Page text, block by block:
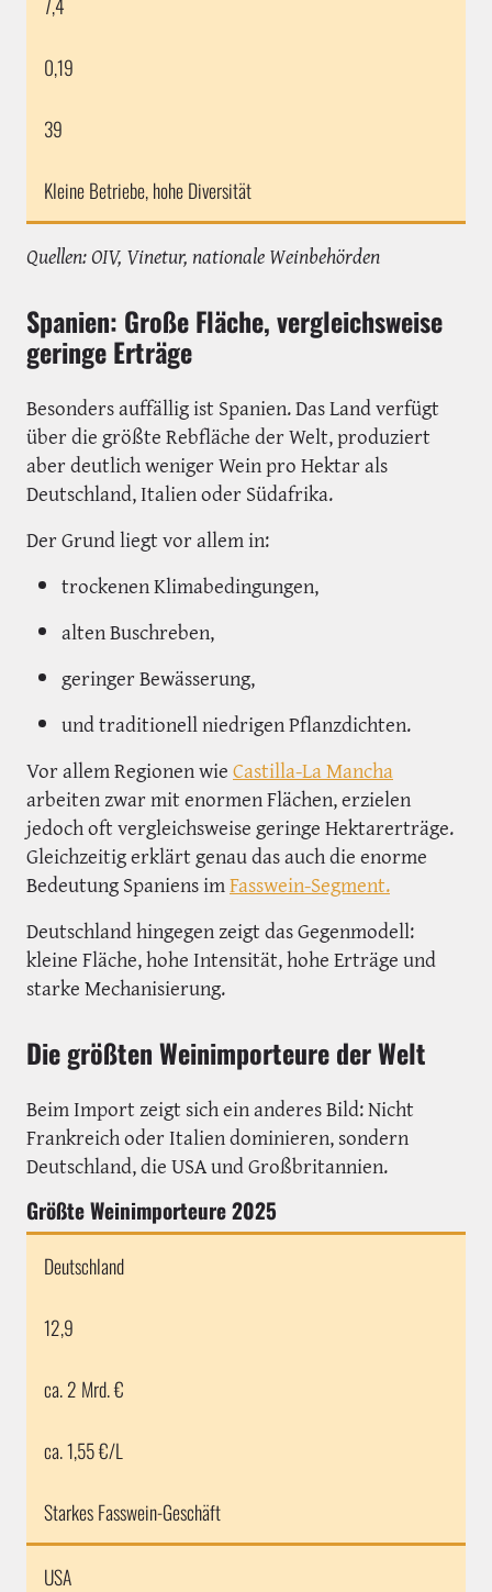
0,19
39
Kleine Betriebe, hohe Diversität
Quellen: OIV, Vinetur, nationale Weinbehörden
Spanien: Große Fläche, vergleichsweise
geringe Erträge
Besonders auffällig ist Spanien. Das Land verfügt
über die größte Rebfläche der Welt, produziert
aber deutlich weniger Wein pro Hektar als
Deutschland, Italien oder Südafrika.
Der Grund liegt vor allem in:
trockenen Klimabedingungen,
alten Buschreben,
geringer Bewässerung,
und traditionell niedrigen Pflanzdichten.
Vor allem Regionen wieCastilla-La Mancha
arbeiten zwar mit enormen Flächen, erzielen
jedoch oft vergleichsweise geringe Hektarerträge.
Gleichzeitig erklärt genau das auch die enorme
Bedeutung Spaniens imFasswein-Segment.
Deutschland hingegen zeigt das Gegenmodell:
kleine Fläche, hohe Intensität, hohe Erträge und
starke Mechanisierung.
Die größten Weinimporteure der Welt
Beim Import zeigt sich ein anderes Bild: Nicht
Frankreich oder Italien dominieren, sondern
Deutschland, die USA und Großbritannien.
Größte Weinimporteure 2025
Deutschland
12,9
ca. 2 Mrd. €
ca. 1,55 €/L
Starkes Fasswein-Geschäft
USA